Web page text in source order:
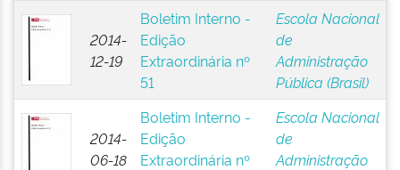
2014-
12-19
Boletim Interno -
Edição
Extraordinária nº
51
Escola Nacional
de
Administração
Pública (Brasil)
2014-
06-18
Boletim Interno -
Edição
Extraordinária nº
Escola Nacional
de
Administração